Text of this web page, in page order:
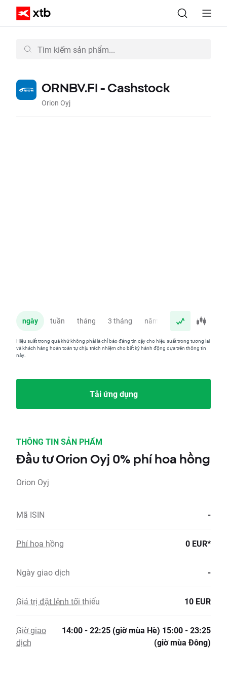
ORNBV.FI - Cashstock
Orion Oyj
ngày tuần tháng 3 tháng năm
Hiệu suất trong quá khứ không phải là chỉ báo đáng tin cậy cho hiệu suất trong tương lai
và khách hàng hoàn toàn tự chịu trách nhiệm cho bất kỳ hành động dựa trên thông tin
này.
Tải ứng dụng
THÔNG TIN SẢN PHẨM
Đầu tư Orion Oyj 0% phí hoa hồng
Orion Oyj
Mã ISIN -
Phí hoa hồng 0 EUR*
Ngày giao dịch -
Giá trị đặt lệnh tối thiểu 10 EUR
Giờ giao
dịch
14:00 - 22:25 (giờ mùa Hè) 15:00 - 23:25
(giờ mùa Đông)